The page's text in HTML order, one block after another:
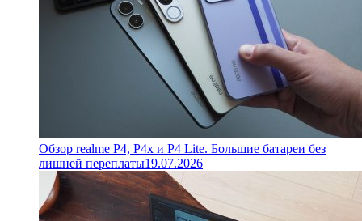
Обзор realme P4, P4x и P4 Lite. Большие батареи без
лишней переплаты19.07.2026